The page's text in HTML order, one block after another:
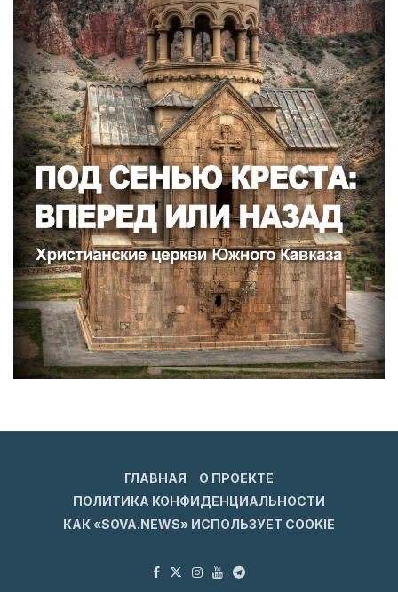
ГЛАВНАЯ
О ПРОЕКТЕ
ПОЛИТИКА КОНФИДЕНЦИАЛЬНОСТИ
КАК «SOVA.NEWS» ИСПОЛЬЗУЕТ COOKIE